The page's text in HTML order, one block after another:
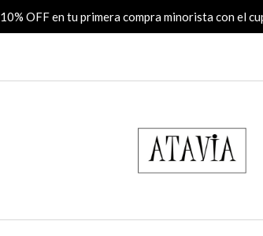
10% OFF en tu primera compra minorista con el